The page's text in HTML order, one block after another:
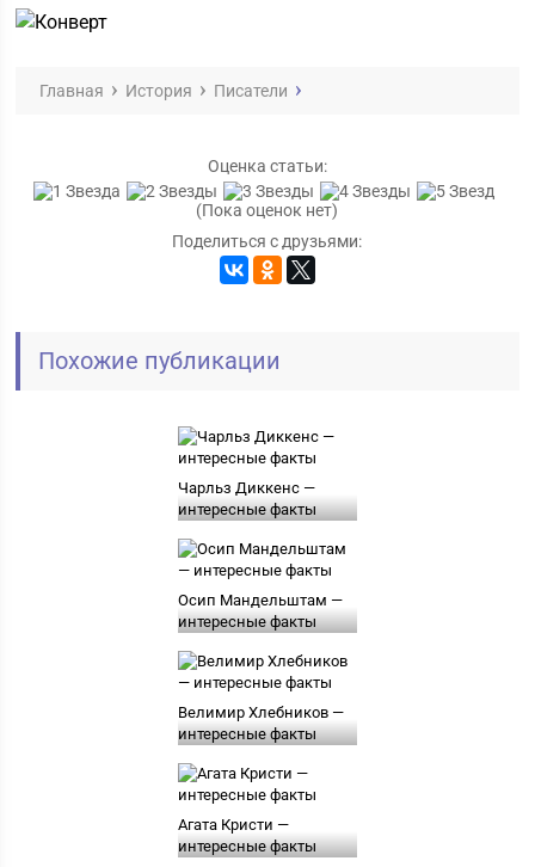
Главная История Писатели
Оценка статьи:
(Пока оценок нет)
Поделиться с друзьями:
Похожие публикации
Чарльз Диккенс —
интересные факты
Осип Мандельштам —
интересные факты
Велимир Хлебников —
интересные факты
Агата Кристи —
интересные факты